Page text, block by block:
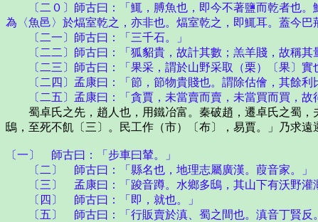
〔二０〕師古曰：「鮿，膊魚也，即今不著鹽而乾者也。
為〈魚邑〉於煏室乾之，亦非也。煏室乾之，即鮿耳。蓋今
〔二一〕師古曰：「三千石。」
〔二二〕師古曰：「狐貂貴，故計其數；羔羊賤，故稱其
〔二三〕師古曰：「果采，謂於山野采取（栗）〔果〕實
〔二四〕孟康曰：「節，節物貴賤也。謂除估儈，其餘利
〔二五〕孟康曰：「貪賈，未當賣而賣，未當買而買，故
蜀卓氏之先，趙人也，用鐵冶富。秦破趙，遷卓氏之蜀，
鴟，至死不飢〔三〕。民工作（市）〔布〕，易賈。」乃求
〔一〕 師古曰：「步車曰輦。」
〔二〕 師古曰：「縣名也，地理志屬廣漢。葭音家。」
〔三〕 孟康曰：「踆音蹲。水鄉多鴟，其山下有沃野灌溉
〔四〕 師古曰：「即，就也。」
〔五〕 師古曰：「行販賣於滇、蜀之間也。滇音丁賢反